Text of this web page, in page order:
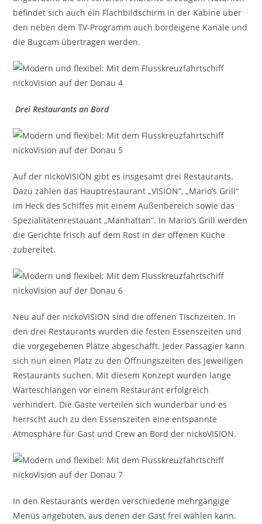
befindet sich auch ein Flachbildschirm in der Kabine über
den neben dem TV-Programm auch bordeigene Kanäle und
die Bugcam übertragen werden.
Drei Restaurants an Bord
Auf der nickoVISION gibt es insgesamt drei Restaurants.
Dazu zählen das Hauptrestaurant „VISION“, „Mario’s Grill“
im Heck des Schiffes mit einem Außenbereich sowie das
Spezialitätenrestauant „Manhattan“. In Mario’s Grill werden
die Gerichte frisch auf dem Rost in der offenen Küche
zubereitet.
Neu auf der nickoVISION sind die offenen Tischzeiten. In
den drei Restaurants wurden die festen Essenszeiten und
die vorgegebenen Plätze abgeschafft. Jeder Passagier kann
sich nun einen Platz zu den Öffnungszeiten des jeweiligen
Restaurants suchen. Mit diesem Konzept wurden lange
Warteschlangen vor einem Restaurant erfolgreich
verhindert. Die Gäste verteilen sich wunderbar und es
herrscht auch zu den Essenszeiten eine entspannte
Atmosphäre für Gast und Crew an Bord der nickoVISION.
In den Restaurants werden verschiedene mehrgängige
Menüs angeboten, aus denen der Gast frei wählen kann.